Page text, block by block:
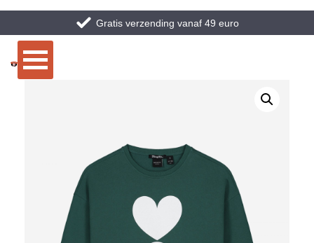
Gratis verzending vanaf 49 euro